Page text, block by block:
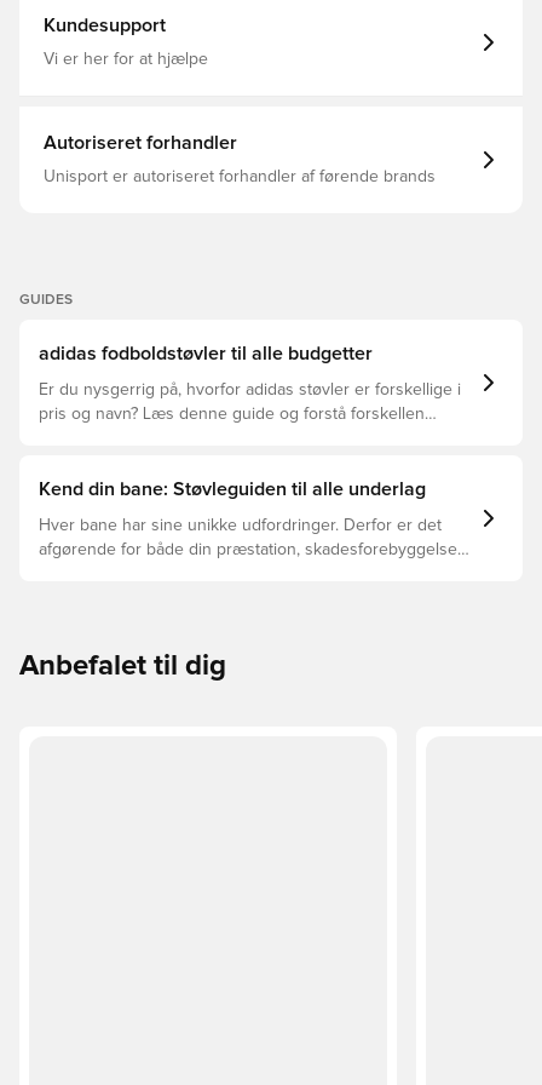
tunnelkonstruktion og TPU-forstærkninger, der tilpasser
sig fodens form for en sikker og personlig pasform F50
CAGE+ præcisionsplaceret TPU-skin, der reagerer på
bevægelser, hvor udskæringerne i sålen giver ekstra
stivhed og et fjerlet, minimalistisk designudtryk Klassisk
adaptivt snøresystem Inkluderer en unikt designet
Kundesupport
Vi er her for at hjælpe
Autoriseret forhandler
Unisport er autoriseret forhandler af førende brands
GUIDES
adidas fodboldstøvler til alle budgetter
Er du nysgerrig på, hvorfor adidas støvler er forskellige i
pris og navn? Læs denne guide og forstå forskellen
Kend din bane: Støvleguiden til alle underlag
Hver bane har sine unikke udfordringer. Derfor er det
afgørende for både din præstation, skadesforebyggelse
Anbefalet til dig